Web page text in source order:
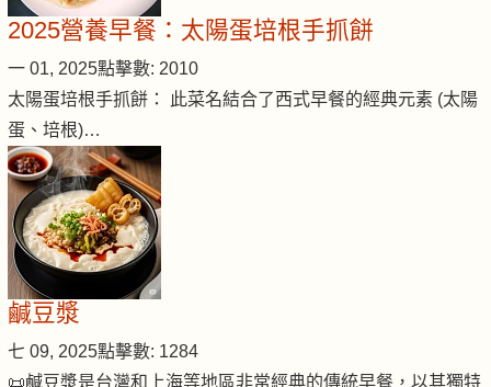
2025營養早餐：太陽蛋培根手抓餅
一 01, 2025點擊數: 2010
太陽蛋培根手抓餅： 此菜名結合了西式早餐的經典元素 (太陽
蛋、培根)…
鹹豆漿
七 09, 2025點擊數: 1284
📜鹹豆漿是台灣和上海等地區非常經典的傳統早餐，以其獨特